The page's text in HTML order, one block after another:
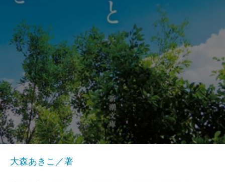
大森あきこ／著